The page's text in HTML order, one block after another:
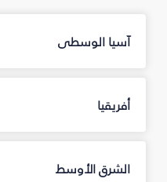
آسيا الوسطى
أفريقيا
الشرق الأوسط